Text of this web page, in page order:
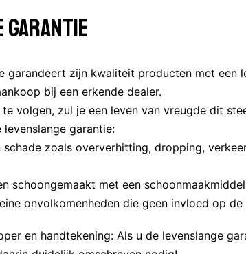
Garantie
garandeert zijn kwaliteit producten met een
bij een erkende dealer.
volgen, zul je een leven van vreugde dit
garantie:
zoals oververhitting, dropping,
schoongemaakt met een
onvolkomenheden die geen invloed op
en handtekening: Als u de levenslange